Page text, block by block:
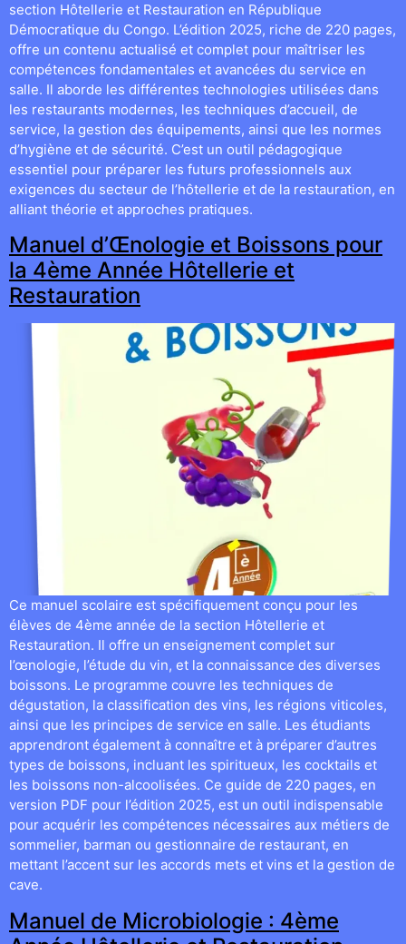
section Hôtellerie et Restauration en République
Démocratique du Congo. L’édition 2025, riche de 220 pages,
offre un contenu actualisé et complet pour maîtriser les
compétences fondamentales et avancées du service en
salle. Il aborde les différentes technologies utilisées dans
les restaurants modernes, les techniques d’accueil, de
service, la gestion des équipements, ainsi que les normes
d’hygiène et de sécurité. C’est un outil pédagogique
essentiel pour préparer les futurs professionnels aux
exigences du secteur de l’hôtellerie et de la restauration, en
alliant théorie et approches pratiques.
Manuel d’Œnologie et Boissons pour
la 4ème Année Hôtellerie et
Restauration
Ce manuel scolaire est spécifiquement conçu pour les
élèves de 4ème année de la section Hôtellerie et
Restauration. Il offre un enseignement complet sur
l’œnologie, l’étude du vin, et la connaissance des diverses
boissons. Le programme couvre les techniques de
dégustation, la classification des vins, les régions viticoles,
ainsi que les principes de service en salle. Les étudiants
apprendront également à connaître et à préparer d’autres
types de boissons, incluant les spiritueux, les cocktails et
les boissons non-alcoolisées. Ce guide de 220 pages, en
version PDF pour l’édition 2025, est un outil indispensable
pour acquérir les compétences nécessaires aux métiers de
sommelier, barman ou gestionnaire de restaurant, en
mettant l’accent sur les accords mets et vins et la gestion de
cave.
Manuel de Microbiologie : 4ème